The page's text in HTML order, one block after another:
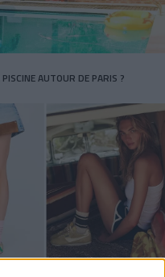
AUTOUR DE PARIS ?